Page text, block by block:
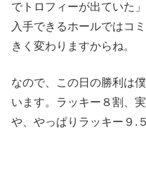
でトロフィーが出ていた
入手できるホールではコ
きく変わりますからね。
なので、この日の勝利は
います。ラッキー８割、
や、やっぱりラッキー９.